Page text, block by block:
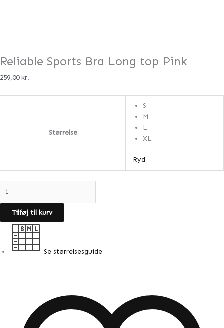
Reliable Sports Bra Long top Pink
259,00kr.
Størrelse
S
M
L
XL
Ryd
Tilføj til kurv
Se størrelsesguide